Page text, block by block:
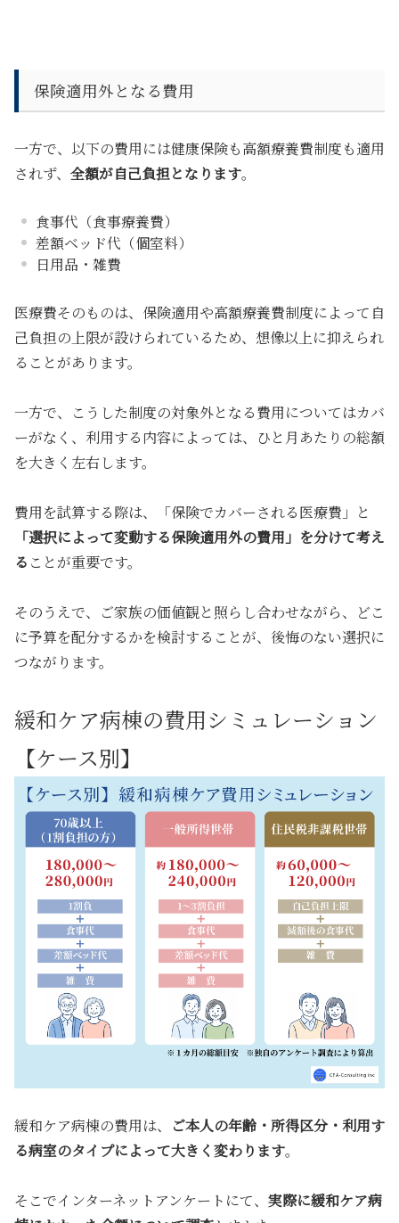
保険適用外となる費用
一方で、以下の費用には健康保険も高額療養費制度も適用
されず、 全額が自己負担となります。
食事代（食事療養費）
差額ベッド代（個室料）
日用品・雑費
医療費そのものは、保険適用や高額療養費制度によって自
己負担の上限が設けられているため、想像以上に抑えられ
ることがあります。
一方で、こうした制度の対象外となる費用についてはカバ
ーがなく、利用する内容によっては、ひと月あたりの総額
を大きく左右します。
費用を試算する際は、「保険でカバーされる医療費」と
「選択によって変動する保険適用外の費用」を分けて考え
る ことが重要です。
そのうえで、ご家族の価値観と照らし合わせながら、どこ
に予算を配分するかを検討することが、後悔のない選択に
つながります。
緩和ケア病棟の費用シミュレーション
【ケース別】
緩和ケア病棟の費用は、
ご本人の年齢・所得区分・利用す
る病室のタイプによって大きく変わります。
そこでインターネットアンケートにて、 実際に緩和ケア病